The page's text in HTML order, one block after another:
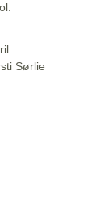
Sørlie